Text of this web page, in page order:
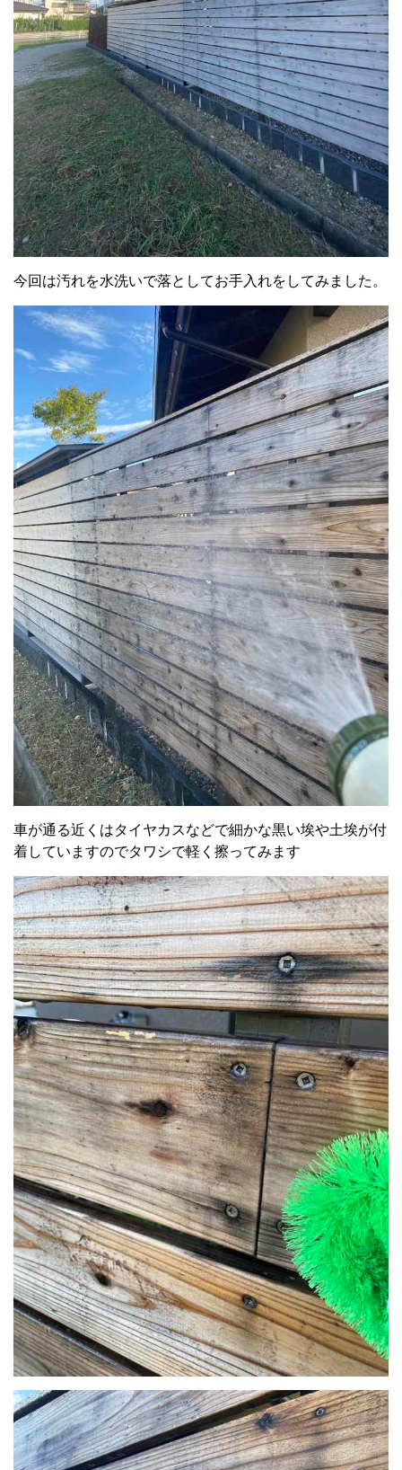
今回は汚れを水洗いで落としてお手入れをしてみました。
車が通る近くはタイヤカスなどで細かな黒い埃や土埃が付
着していますのでタワシで軽く擦ってみます